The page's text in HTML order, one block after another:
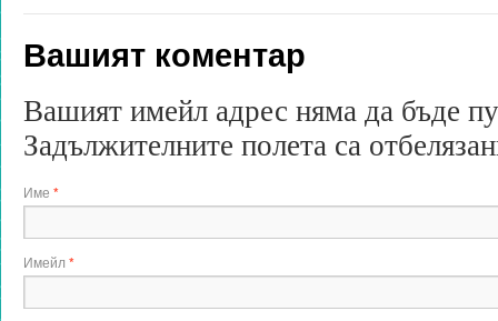
Вашият коментар
Вашият имейл адрес няма да бъде
Задължителните полета са
Име *
Имейл *